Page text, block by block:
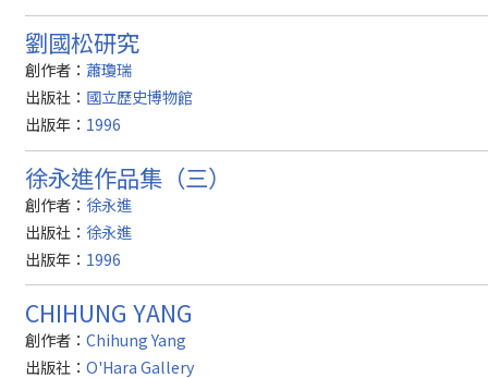
劉國松研究
創作者： 蕭瓊瑞
出版社： 國立歷史博物館
出版年： 1996
徐永進作品集（三）
創作者： 徐永進
出版社： 徐永進
出版年： 1996
CHIHUNG YANG
創作者： Chihung Yang
出版社： O'Hara Gallery